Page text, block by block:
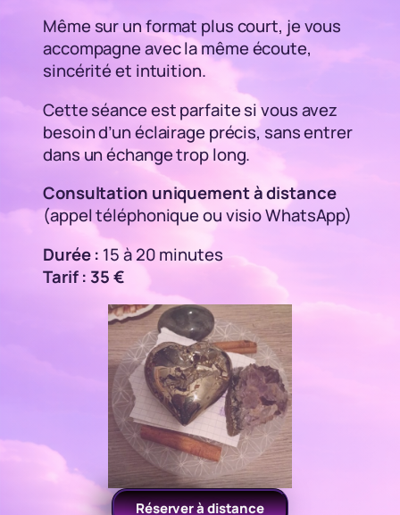
Même sur un format plus court, je vous
accompagne avec la même écoute,
sincérité et intuition.
Cette séance est parfaite si vous avez
besoin d’un éclairage précis, sans entrer
dans un échange trop long.
Consultation uniquement à distance
(appel téléphonique ou visio WhatsApp)
Durée : 15 à 20 minutes
Tarif : 35 €
Réserver à distance